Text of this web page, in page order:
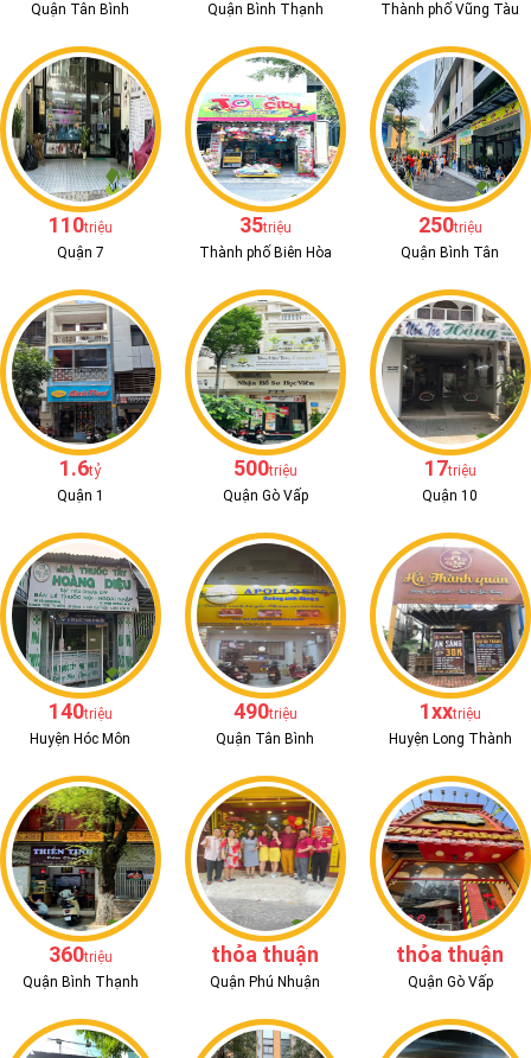
Quận Tân Bình
Quận Bình Thạnh
Thành phố Vũng Tàu
110triệu
Quận 7
35triệu
Thành phố Biên Hòa
250triệu
Quận Bình Tân
1.6tỷ
Quận 1
500triệu
Quận Gò Vấp
17triệu
Quận 10
140triệu
Huyện Hóc Môn
490triệu
Quận Tân Bình
1xxtriệu
Huyện Long Thành
360triệu
Quận Bình Thạnh
thỏa thuận
Quận Phú Nhuận
thỏa thuận
Quận Gò Vấp